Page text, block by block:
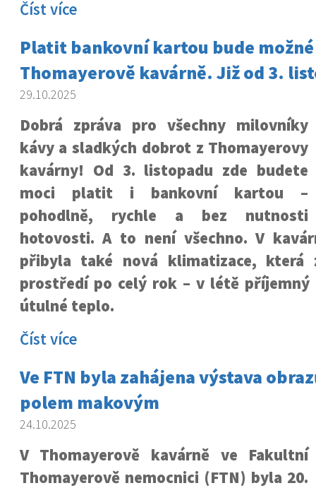
Číst více
Platit bankovní kartou bude
Thomayerově kavárně. Již od 3.
29.10.2025
Dobrá zpráva pro všechny milovníky
kávy a sladkých dobrot z Thomayerovy
kavárny! Od 3. listopadu zde budete
moci platit i bankovní kartou –
pohodlně, rychle a bez nutnosti
hotovosti. A to není všechno. V
přibyla také nová klimatizace, která
prostředí po celý rok – v létě příjemný
útulné teplo.
Číst více
Ve FTN byla zahájena výstava
polem makovým
24.10.2025
V Thomayerově kavárně ve Fakultní
Thomayerově nemocnici (FTN) byla 20.